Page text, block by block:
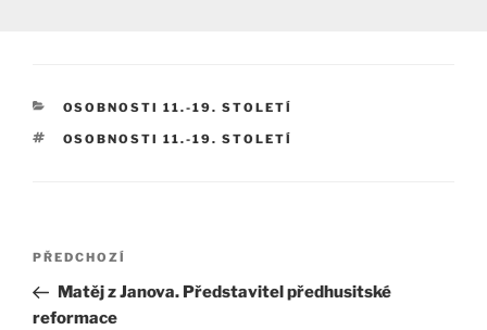
RUBRIKY
OSOBNOSTI 11.-19. STOLETÍ
ŠTÍTKY
OSOBNOSTI 11.-19. STOLETÍ
Navigace
příspěvek
Předchozí
příspěvek
PŘEDCHOZÍ
Matěj z Janova. Představitel předhusitské
reformace